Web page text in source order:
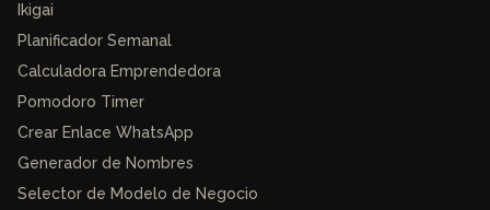
Ikigai
Planificador Semanal
Calculadora Emprendedora
Pomodoro Timer
Crear Enlace WhatsApp
Generador de Nombres
Selector de Modelo de Negocio